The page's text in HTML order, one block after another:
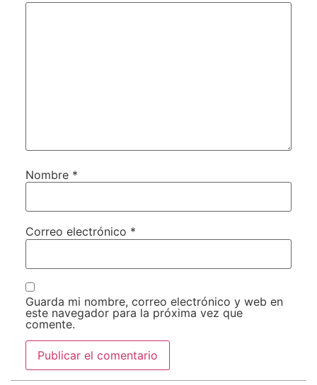
Nombre *
Correo electrónico *
Guarda mi nombre, correo electrónico y web en
este navegador para la próxima vez que
comente.